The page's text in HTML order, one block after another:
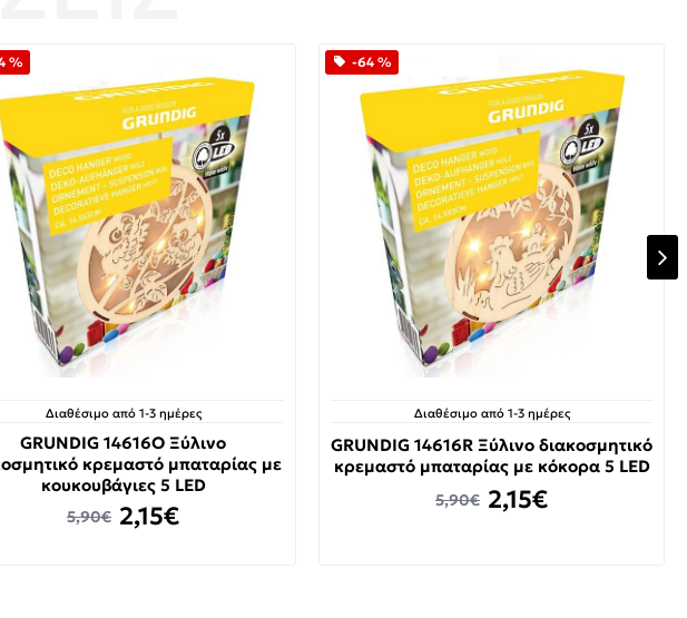
%
Διαθέσιμο από 1-3 ημέρες
GRUNDIG 14616O Ξύλινο
κρεμαστό μπαταρίας με
κουκουβάγιες 5 LED
2,15€
5,90€
-64 %
Διαθέσιμο από 1-3 ημέρες
GRUNDIG 14616R Ξύλινο διακοσμητικό
κρεμαστό μπαταρίας με κόκορα 5 LED
2,15€
5,90€